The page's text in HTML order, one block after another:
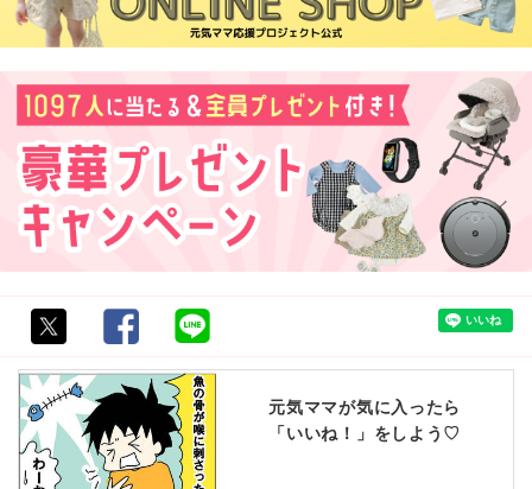
元気ママが気に入ったら
「いいね！」をしよう♡